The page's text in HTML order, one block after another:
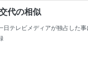
代の相似
テレビメディアが独占した